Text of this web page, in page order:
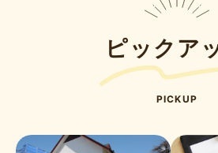
ピックア
PICKUP